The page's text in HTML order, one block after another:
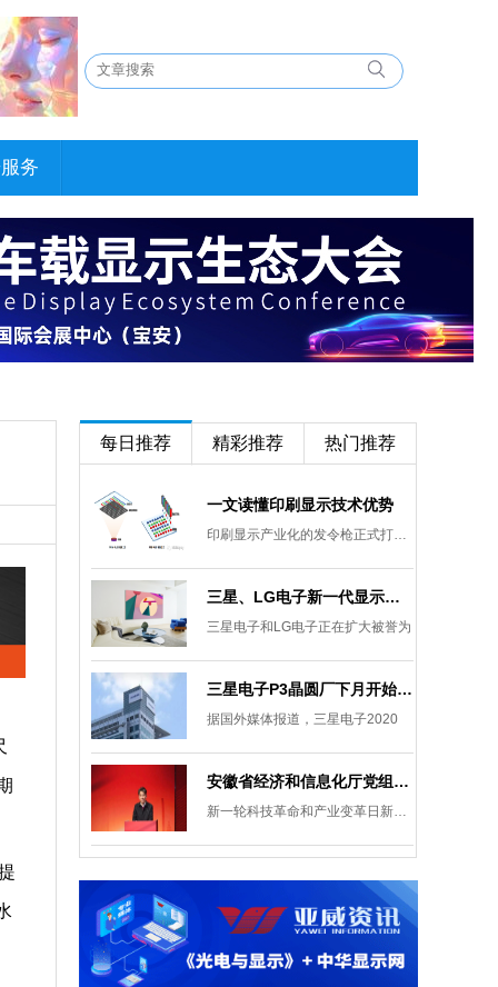
务
每日推荐 精彩推荐 热门推荐
一文读懂印刷显示技术优势
印刷显示产业化的发令枪正式打响。
三星、LG电子新一代显示发展目标：集中扩大Micro LED 应用产品线
三星电子和LG电子正在扩大被誉为
三星电子P3晶圆厂下月开始安装设备，计划下半年建成
据国外媒体报道，三星电子2020
安徽省经济和信息化厅党组成员、副厅长柯文斌：掌握显示技术发展主动权 打造新型显示产业制造集群
新一轮科技革命和产业变革日新月异